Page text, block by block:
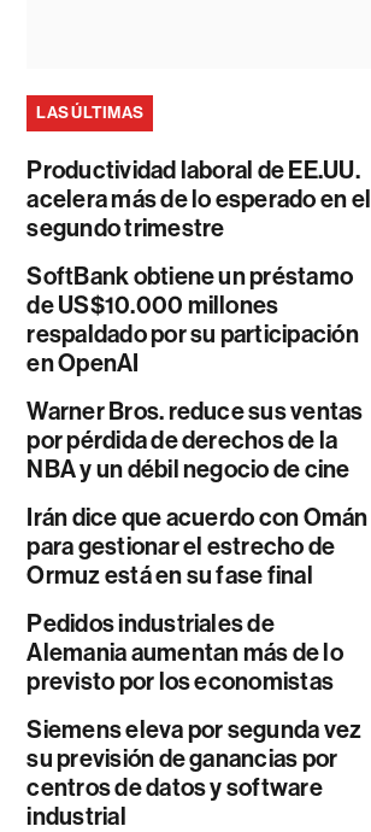
LAS ÚLTIMAS
Productividad laboral de EE.UU.
acelera más de lo esperado en el
segundo trimestre
SoftBank obtiene un préstamo
de US$10.000 millones
respaldado por su participación
en OpenAI
Warner Bros. reduce sus ventas
por pérdida de derechos de la
NBA y un débil negocio de cine
Irán dice que acuerdo con Omán
para gestionar el estrecho de
Ormuz está en su fase final
Pedidos industriales de
Alemania aumentan más de lo
previsto por los economistas
Siemens eleva por segunda vez
su previsión de ganancias por
centros de datos y software
industrial